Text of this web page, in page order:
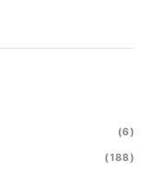
(6)
(188)